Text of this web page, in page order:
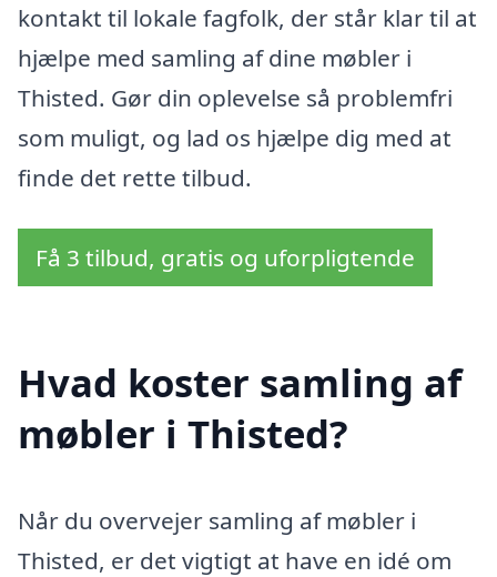
kontakt til lokale fagfolk, der står klar til at
hjælpe med samling af dine møbler i
Thisted. Gør din oplevelse så problemfri
som muligt, og lad os hjælpe dig med at
finde det rette tilbud.
Få 3 tilbud, gratis og uforpligtende
Hvad koster samling af
møbler i Thisted?
Når du overvejer samling af møbler i
Thisted, er det vigtigt at have en idé om